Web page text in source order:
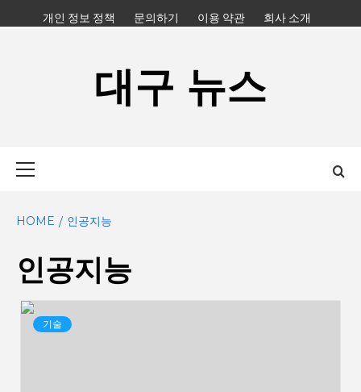
to
개인 정보 정책 문의하기 이용 약관 회사 소개
대구 뉴스
HOME 인공지능
인공지능
기술